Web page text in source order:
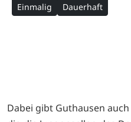
Einmalig Dauerhaft
Dabei gibt Guthausen